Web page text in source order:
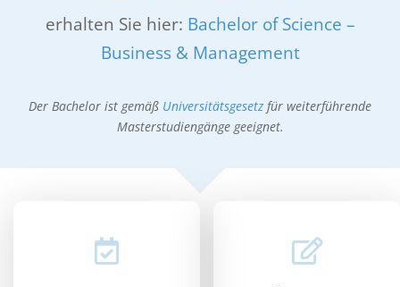
erhalten Sie hier: Bachelor of Science –
Business & Management
Der Bachelor ist gemäß Universitätsgesetz für weiterführende
Masterstudiengänge geeignet.